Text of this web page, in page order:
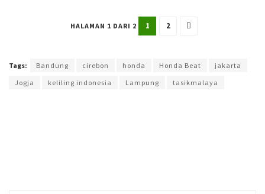
HALAMAN 1 DARI 2 1 2
Tags: Bandung cirebon honda Honda Beat
jakarta
Jogja
keliling indonesia Lampung tasikmalaya